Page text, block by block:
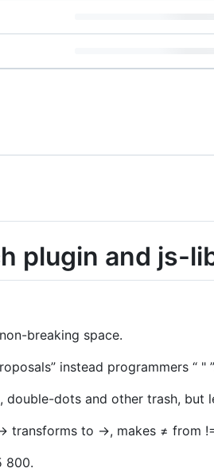
plugin and js-
breaking space.
instead programmers “ "
double-dots and other trash, but
to →, makes ≠ from
800.